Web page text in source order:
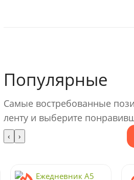
Популярные
Самые востребованные
ленту и выберите
‹ ›